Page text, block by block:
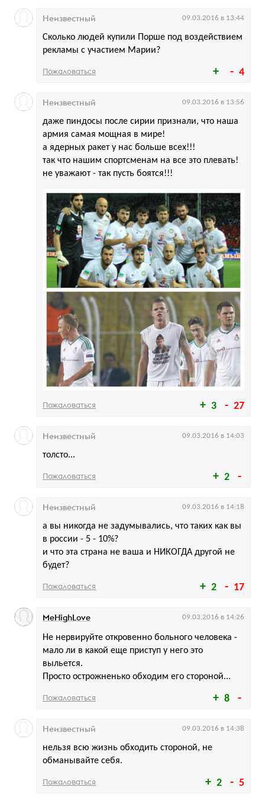
4
Сколько людей купили Порше под воздействием
рекламы с участием Марии?
Неизвестный 09.03.2016 в 13:44
Пожаловаться
3 27
даже пиндосы после сирии признали, что наша
армия самая мощная в мире!
а ядерных ракет у нас больше всех!!!
так что нашим спортсменам на все это плевать!
не уважают - так пусть боятся!!!
Неизвестный 09.03.2016 в 13:56
Пожаловаться
2
толсто...
Неизвестный 09.03.2016 в 14:03
Пожаловаться
2 17
а вы никогда не задумывались, что таких как вы
в россии - 5 - 10%?
и что эта страна не ваша и НИКОГДА другой не
будет?
Неизвестный 09.03.2016 в 14:18
Пожаловаться
8
Не нервируйте откровенно больного человека -
мало ли в какой еще приступ у него это
выльется.
Просто острожненько обходим его стороной...
MeHighLove 09.03.2016 в 14:26
Пожаловаться
2 5
нельзя всю жизнь обходить стороной, не
обманывайте себя.
Неизвестный 09.03.2016 в 14:38
Пожаловаться